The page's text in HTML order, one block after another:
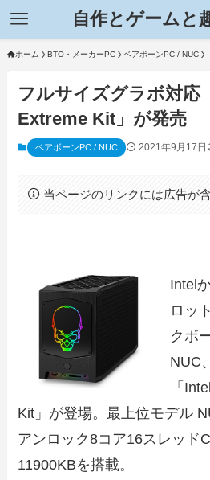
自作とゲームと
ホーム BTO・メーカーPC ベアボーンPC / NUC
フルサイズグラボ対応
Extreme Kit」が発売
ベアボーンPC / NUC 2021年9月17日
当ページのリンクには広告が
Intel
ロッ
クボ
NUC
「
Kit」が登場。最上位モデル
アンロック8コア16スレッド
11900KBを搭載。